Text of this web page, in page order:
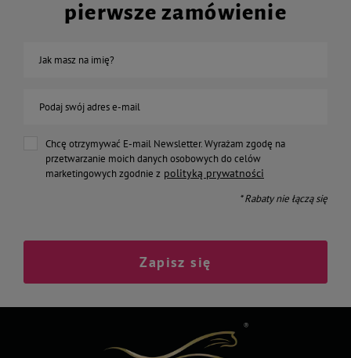
pierwsze zamówienie
Jak masz na imię?
Podaj swój adres e-mail
Chcę otrzymywać E-mail Newsletter. Wyrażam zgodę na
przetwarzanie moich danych osobowych do celów
marketingowych zgodnie z polityką prywatności
* Rabaty nie łączą się
Zapisz się